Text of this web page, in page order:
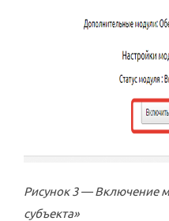
Рисунок 3 — Включение
субъекта»